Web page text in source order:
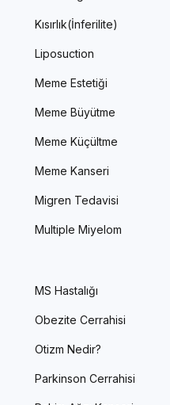
Kısırlık(İnferilite)
Liposuction
Meme Estetiği
Meme Büyütme
Meme Küçültme
Meme Kanseri
Migren Tedavisi
Multiple Miyelom
MS Hastalığı
Obezite Cerrahisi
Otizm Nedir?
Parkinson Cerrahisi